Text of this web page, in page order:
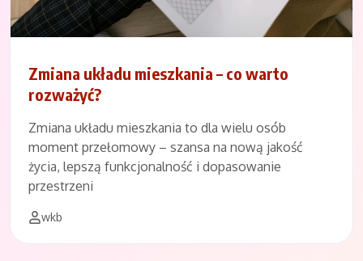
Zmiana układu mieszkania – co warto
rozważyć?
Zmiana układu mieszkania to dla wielu osób
moment przełomowy – szansa na nową jakość
życia, lepszą funkcjonalność i dopasowanie
przestrzeni
wkb